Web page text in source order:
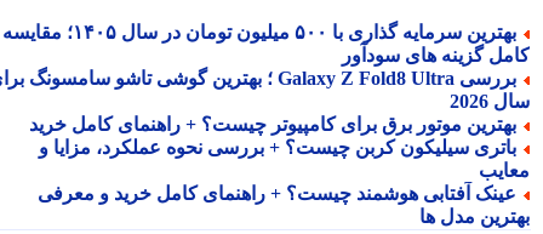
بهترین سرمایه گذاری با ۵۰۰ میلیون تومان در سال ۱۴۰۵؛ مقایسه
گزینه های سودآور
بررسی Galaxy Z Fold8 Ultra ؛ بهترین گوشی تاشو سامسونگ برای
2026
موتور برق برای کامپیوتر چیست؟ + راهنمای کامل خرید
سیلیکون کربن چیست؟ + بررسی نحوه عملکرد، مزایا و
آفتابی هوشمند چیست؟ + راهنمای کامل خرید و معرفی
مدل ها